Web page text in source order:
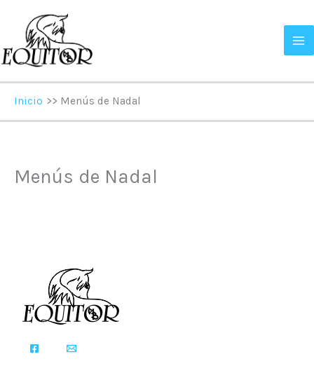
contenido
Inicio Menús de Nadal
Menús de Nadal